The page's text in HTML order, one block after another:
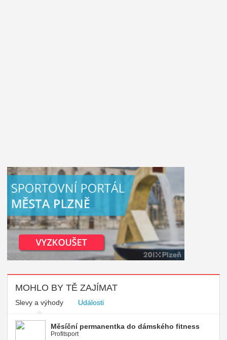
MOHLO BY TĚ ZAJÍMAT
Slevy a výhody Události
Měsíční permanentka do dámského fitness
Profitsport